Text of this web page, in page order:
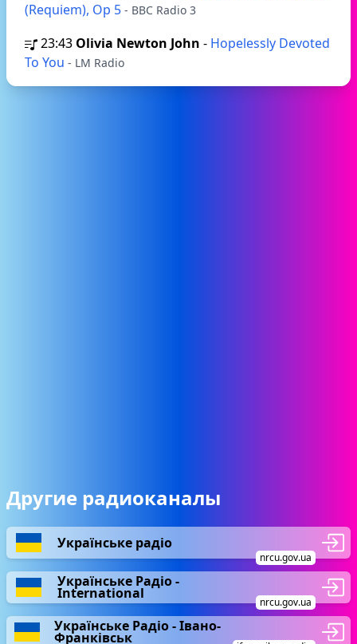
(Requiem), Op 5 - BBC Radio 3
23:43 Olivia Newton John - Hopelessly Devoted
To You - LM Radio
Другие радиоканалы
Українське радіо
nrcu.gov.ua
Українське Радіо -
International
nrcu.gov.ua
Українське Радіо - Івано-
Франківськ